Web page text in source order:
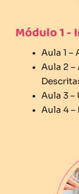
Módulo 1 -
Aula 1 –
Aula 2
Aula 3 –
Aula 4 –